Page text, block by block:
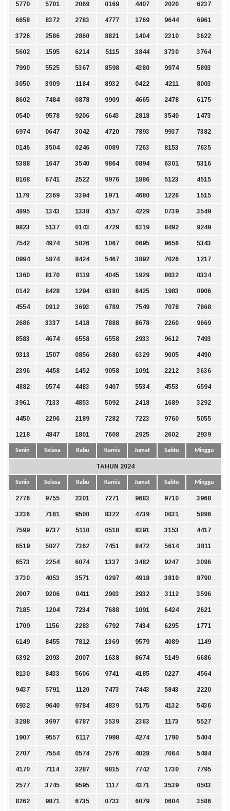
5770 5701 2069 0169 4407 2020 6237
6658 8372 2783 4777 1769 9644 6961
3726 2586 2860 8821 1404 2310 3622
5602 1595 6214 5115 3844 3730 3764
7990 5525 5367 8598 4380 9974 5893
3050 3909 1184 8932 0422 4211 8003
8602 7484 0878 9909 4665 2478 6175
0540 9578 9206 6643 2818 3540 1473
6974 0647 3042 4720 7893 9937 7382
0146 3504 0246 0089 7263 8153 7635
5388 1647 3540 9864 0894 6301 5316
8168 6741 2522 9976 1886 5123 4515
1179 2369 3394 1971 4680 1226 1515
4895 1343 1338 4157 4229 0739 3549
9823 5137 0143 4729 6319 8492 9249
7542 4974 5826 1067 0695 9656 5343
0994 5874 8424 5467 3892 7026 1217
1360 8170 8119 4045 1929 8032 0334
0142 8428 1294 6380 8425 1983 0906
4554 0912 3693 6789 7549 7078 7868
2686 3337 1418 7888 8678 2260 9669
8583 4674 6558 6558 2933 9612 7493
9313 1507 0856 2680 6329 9005 4490
2396 4458 1452 9058 1091 2212 3636
4882 0574 4483 9407 5534 4553 6594
3961 7133 4853 5092 2418 1689 3292
4450 2206 2189 7282 7223 9760 5055
1218 4847 1801 7608 2925 2602 2939
Senin Selasa Rabu Kamis Jumat Sabtu Minggu
TAHUN 2024
Senin Selasa Rabu Kamis Jumat Sabtu Minggu
2776 9755 2301 7271 9683 9710 3968
3236 7161 9500 8322 4739 0031 5896
7599 9737 5110 0518 8391 3153 4417
6519 5027 7362 7451 8472 5614 3811
6573 2254 6074 1337 3482 9247 3096
3730 4053 3571 0297 4918 3810 8790
2007 9206 0411 2903 2932 3112 3596
7185 1204 7234 7688 1091 6424 2621
1709 1156 2283 6792 7434 6295 1771
6149 8455 7812 1369 9579 4089 1149
6392 2093 2007 1638 8674 5149 6686
8130 8433 5606 9741 4185 0227 4564
9437 5791 1120 7473 7443 5843 2220
6932 9640 9784 4839 5175 4132 5436
3288 3697 6787 3539 2363 1173 5527
1907 9557 6117 7998 4274 1790 5404
2707 7554 0574 2576 4028 7064 5484
4170 7114 3287 9815 7742 1730 7795
2577 3745 9595 1117 4371 3539 0503
8262 9871 6735 0733 6079 0604 3586